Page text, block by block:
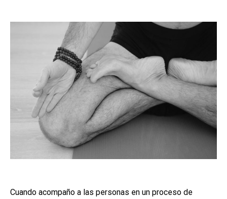
Cuando acompaño a las personas en un proceso de